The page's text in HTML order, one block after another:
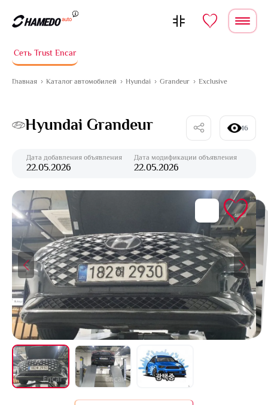
Сеть Trust Encar
Главная Каталог автомобилей Hyundai Grandeur Exclusive
Hyundai Grandeur 16
Дата добавления объявления
22.05.2026
Дата модификации объявления
22.05.2026